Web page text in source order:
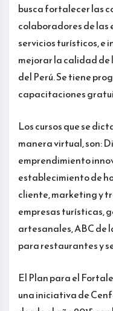
busca fortalecer las
colaboradores de las
servicios turísticos, e
mejorar la calidad de
del Perú. Se tiene
capacitaciones
Los cursos que se
manera virtual, son:
emprendimiento
establecimiento de
cliente, marketing y
empresas turísticas,
artesanales, ABC de
para restaurantes y
El Plan para el
una iniciativa de